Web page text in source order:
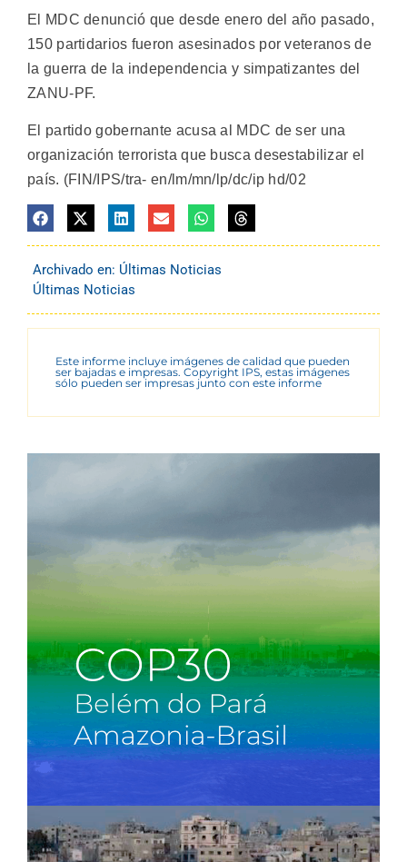
El MDC denunció que desde enero del año pasado,
150 partidarios fueron asesinados por veteranos de
la guerra de la independencia y simpatizantes del
ZANU-PF.
El partido gobernante acusa al MDC de ser una
organización terrorista que busca desestabilizar el
país. (FIN/IPS/tra- en/lm/mn/lp/dc/ip hd/02
Archivado en: Últimas Noticias
Últimas Noticias
Este informe incluye imágenes de calidad que pueden
ser bajadas e impresas. Copyright IPS, estas imágenes
sólo pueden ser impresas junto con este informe